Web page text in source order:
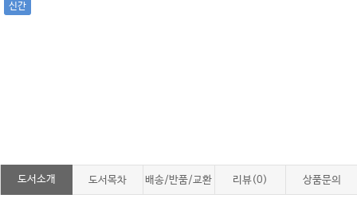
신간
도서소개 도서목차 배송/반품/교환 리뷰(0) 상품문의